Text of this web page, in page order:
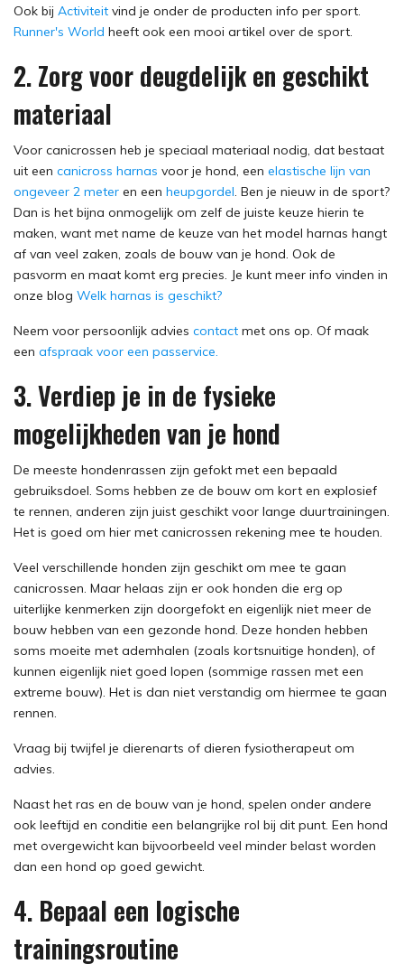
Ook bij Activiteit vind je onder de producten info per sport.
Runner's World heeft ook een mooi artikel over de sport.
2. Zorg voor deugdelijk en geschikt
materiaal
Voor canicrossen heb je speciaal materiaal nodig, dat bestaat
uit een canicross harnas voor je hond, een elastische lijn van
ongeveer 2 meter en een heupgordel. Ben je nieuw in de sport?
Dan is het bijna onmogelijk om zelf de juiste keuze hierin te
maken, want met name de keuze van het model harnas hangt
af van veel zaken, zoals de bouw van je hond. Ook de
pasvorm en maat komt erg precies. Je kunt meer info vinden in
onze blog Welk harnas is geschikt?
Neem voor persoonlijk advies contact met ons op. Of maak
een afspraak voor een passervice.
3. Verdiep je in de fysieke
mogelijkheden van je hond
De meeste hondenrassen zijn gefokt met een bepaald
gebruiksdoel. Soms hebben ze de bouw om kort en explosief
te rennen, anderen zijn juist geschikt voor lange duurtrainingen.
Het is goed om hier met canicrossen rekening mee te houden.
Veel verschillende honden zijn geschikt om mee te gaan
canicrossen. Maar helaas zijn er ook honden die erg op
uiterlijke kenmerken zijn doorgefokt en eigenlijk niet meer de
bouw hebben van een gezonde hond. Deze honden hebben
soms moeite met ademhalen (zoals kortsnuitige honden), of
kunnen eigenlijk niet goed lopen (sommige rassen met een
extreme bouw). Het is dan niet verstandig om hiermee te gaan
rennen.
Vraag bij twijfel je dierenarts of dieren fysiotherapeut om
advies.
Naast het ras en de bouw van je hond, spelen onder andere
ook leeftijd en conditie een belangrijke rol bij dit punt. Een hond
met overgewicht kan bijvoorbeeld veel minder belast worden
dan een hond op goed gewicht.
4. Bepaal een logische
trainingsroutine